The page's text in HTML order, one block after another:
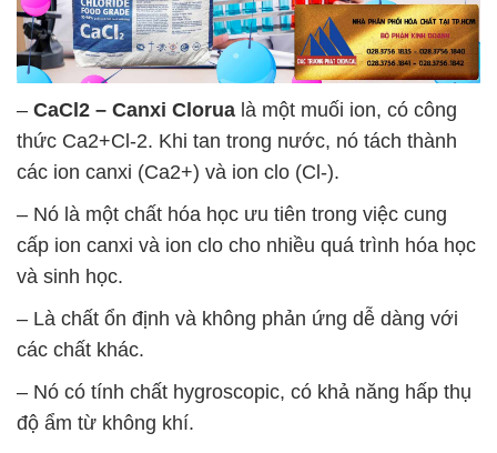
– CaCl2 – Canxi Clorua là một muối ion, có công
thức Ca2+Cl-2. Khi tan trong nước, nó tách thành
các ion canxi (Ca2+) và ion clo (Cl-).
– Nó là một chất hóa học ưu tiên trong việc cung
cấp ion canxi và ion clo cho nhiều quá trình hóa học
và sinh học.
– Là chất ổn định và không phản ứng dễ dàng với
các chất khác.
– Nó có tính chất hygroscopic, có khả năng hấp thụ
độ ẩm từ không khí.